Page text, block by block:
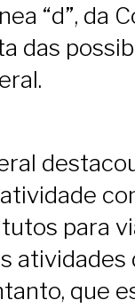
“d”, da
das
para
atividades
que